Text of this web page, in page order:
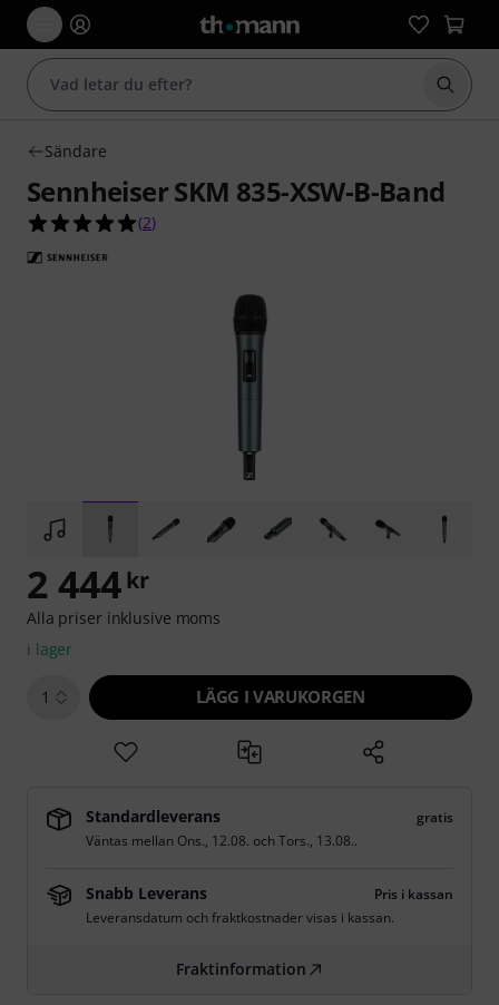
Börja
Sändare
Sennheiser SKM 835-XSW-B-Band
5.0 av 5 stjärnor från 2 kundbetyg
(2)
2 444 kr
Alla priser inklusive moms
i lager
1 LÄGG I VARUKORGEN
Standardleverans
gratis
Väntas mellan Ons., 12.08. ochTors., 13.08..
Snabb Leverans
Pris i kassan
Leveransdatum och fraktkostnader visas i kassan.
Fraktinformation